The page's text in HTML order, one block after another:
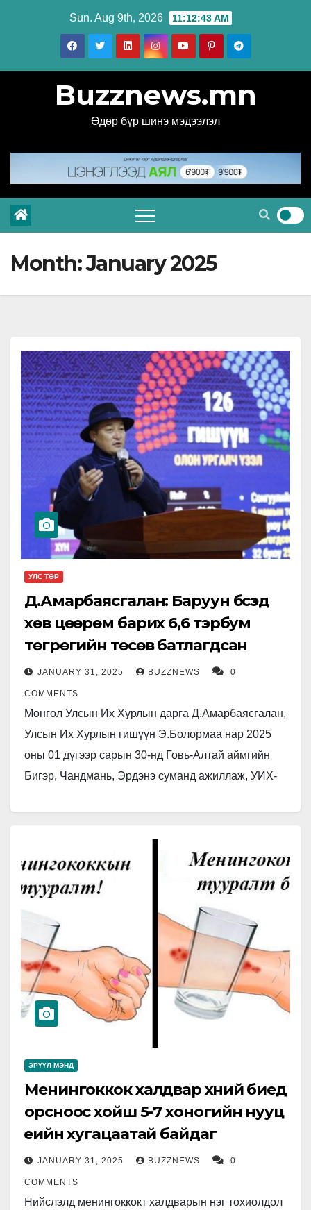
Sun. Aug 9th, 2026 11:12:45 AM
Buzznews.mn
Өдөр бүр шинэ мэдээлэл
Month:January 2025
УЛС ТӨР
Д.Амарбаясгалан: Баруун бүсэд
хөв цөөрөм барих 6,6 тэрбум
төгрөгийн төсөв батлагдсан
JANUARY 31, 2025 BUZZNEWS 0
COMMENTS
Монгол Улсын Их Хурлын дарга Д.Амарбаясгалан,
Улсын Их Хурлын гишүүн Э.Болормаа нар 2025
оны 01 дүгээр сарын 30-нд Говь-Алтай аймгийн
Бигэр, Чандмань, Эрдэнэ суманд ажиллаж, УИХ-
ЭРҮҮЛ МЭНД
Менингоккок халдвар хүний биед
орсноос хойш 5-7 хоногийн нууц
үеийн хугацаатай байдаг
JANUARY 31, 2025 BUZZNEWS 0
COMMENTS
Нийслэлд менингоккокт халдварын нэг тохиолдол